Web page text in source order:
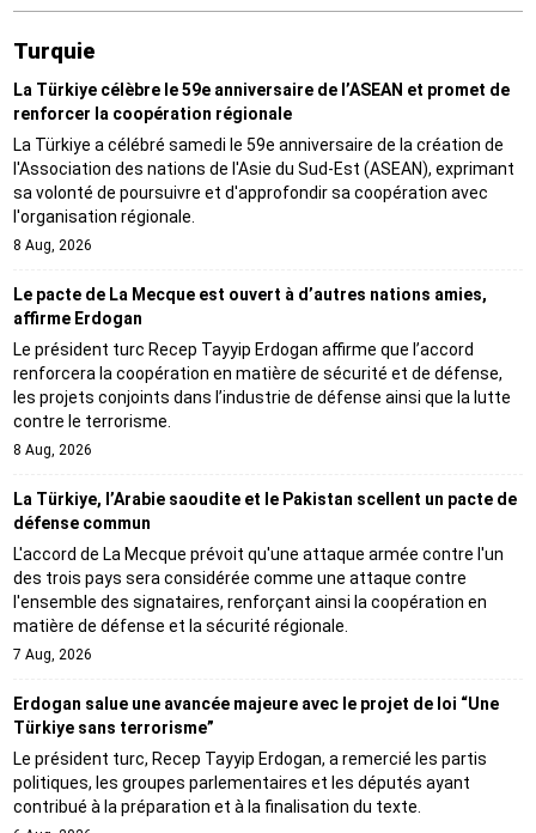
Turquie
La Türkiye célèbre le 59e anniversaire de l’ASEAN et promet de
renforcer la coopération régionale
La Türkiye a célébré samedi le 59e anniversaire de la création de
l'Association des nations de l'Asie du Sud-Est (ASEAN), exprimant
sa volonté de poursuivre et d'approfondir sa coopération avec
l'organisation régionale.
8 Aug, 2026
Le pacte de La Mecque est ouvert à d’autres nations amies,
affirme Erdogan
Le président turc Recep Tayyip Erdogan affirme que l’accord
renforcera la coopération en matière de sécurité et de défense,
les projets conjoints dans l’industrie de défense ainsi que la lutte
contre le terrorisme.
8 Aug, 2026
La Türkiye, l’Arabie saoudite et le Pakistan scellent un pacte de
défense commun
L'accord de La Mecque prévoit qu'une attaque armée contre l'un
des trois pays sera considérée comme une attaque contre
l'ensemble des signataires, renforçant ainsi la coopération en
matière de défense et la sécurité régionale.
7 Aug, 2026
Erdogan salue une avancée majeure avec le projet de loi “Une
Türkiye sans terrorisme”
Le président turc, Recep Tayyip Erdogan, a remercié les partis
politiques, les groupes parlementaires et les députés ayant
contribué à la préparation et à la finalisation du texte.